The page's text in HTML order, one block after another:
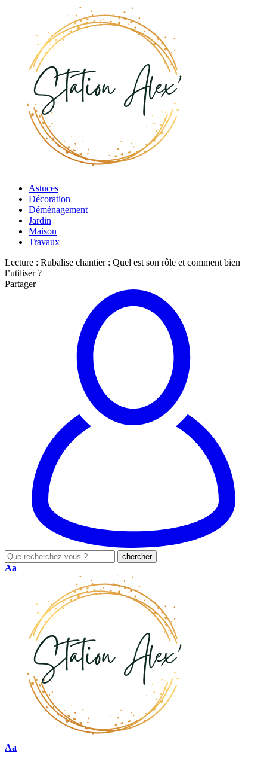
Astuces
Décoration
Déménagement
Jardin
Maison
Travaux
Lecture : Rubalise chantier : Quel est son rôle et comment bien
l’utiliser ?
Partager
Aa
Aa